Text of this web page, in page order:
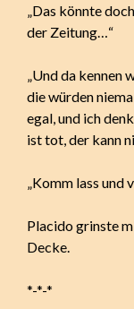
„Das könnte
der Zeitung…“
„Und da kennen
die würden
egal, und ich
ist tot, der kann
„Komm lass und
Placido grinste
Decke.
*-*-*